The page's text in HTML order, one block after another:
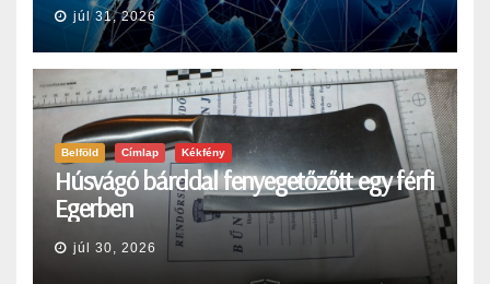
júl 31, 2026
Belföld Címlap Kékfény
Húsvágó bárddal fenyegetőzőtt egy férfi
Egerben
júl 30, 2026